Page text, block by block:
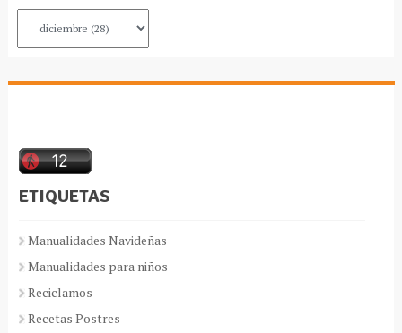
ETIQUETAS
Manualidades Navideñas
Manualidades para niños
Reciclamos
Recetas Postres